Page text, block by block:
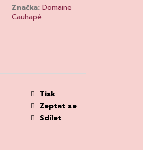
Značka: Domaine
Cauhapé
Tisk
Zeptat se
Sdílet